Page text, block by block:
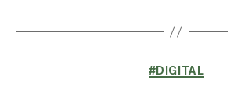
#DIGITAL